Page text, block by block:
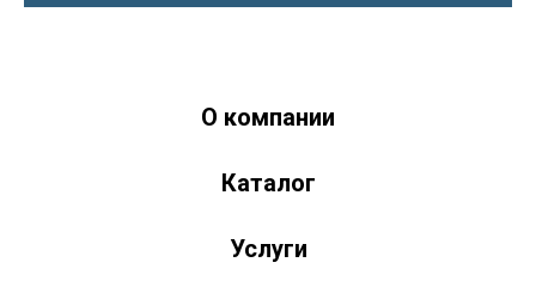
О компании
Каталог
Услуги